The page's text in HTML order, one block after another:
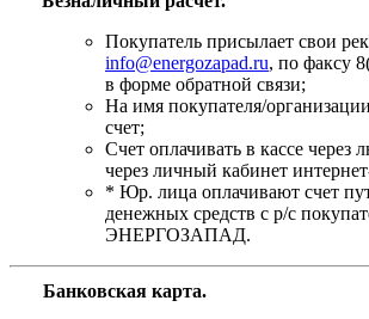
Покупатель присылает свои
info@energozapad.ru, по факсу
в форме обратной связи;
На имя покупателя/
счет;
Счет оплачивать в кассе через
через личный кабинет
* Юр. лица оплачивают счет
денежных средств с р/с
ЭНЕРГОЗАПАД.
Банковская карта.